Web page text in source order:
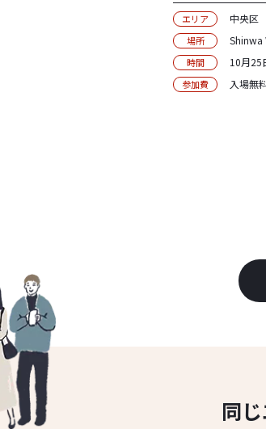
エリア 中央区
場所 Shinwa
時間 10月25
参加費 入場無
同